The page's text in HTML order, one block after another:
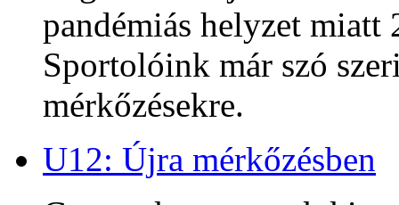
pandémiás helyzet
Sportolóink már szó
mérkőzésekre.
U12: Újra mérkőzésben